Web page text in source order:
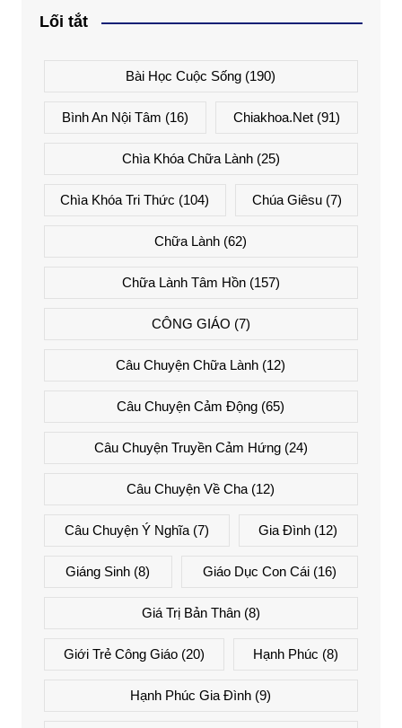
Lối tắt
Bài Học Cuộc Sống (190)
Bình An Nội Tâm (16) Chiakhoa.net (91)
Chìa Khóa Chữa Lành(25)
Chìa Khóa Tri Thức (104) Chúa Giêsu(7)
Chữa Lành (62)
Chữa Lành Tâm Hồn(157)
CÔNG GIÁO (7)
Câu Chuyện Chữa Lành (12)
Câu Chuyện Cảm Động (65)
Câu Chuyện Truyền Cảm Hứng(24)
Câu Chuyện Về Cha (12)
Câu Chuyện Ý Nghĩa(7) Gia Đình (12)
Giáng Sinh (8) Giáo Dục Con Cái(16)
Giá Trị Bản Thân(8)
Giới Trẻ Công Giáo(20) Hạnh Phúc (8)
Hạnh Phúc Gia Đình (9)